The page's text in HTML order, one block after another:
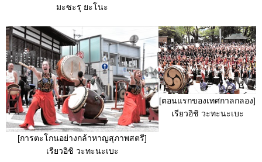
มะซะรุ ยะโนะ
[การตะโกนอย่างกล้าหาญสุภาพสตรี]
เรียวอิชิ วะทะนะเบะ
[ตอนแรกของเทศกาลกลอง]
เรียวอิชิ วะทะนะเบะ